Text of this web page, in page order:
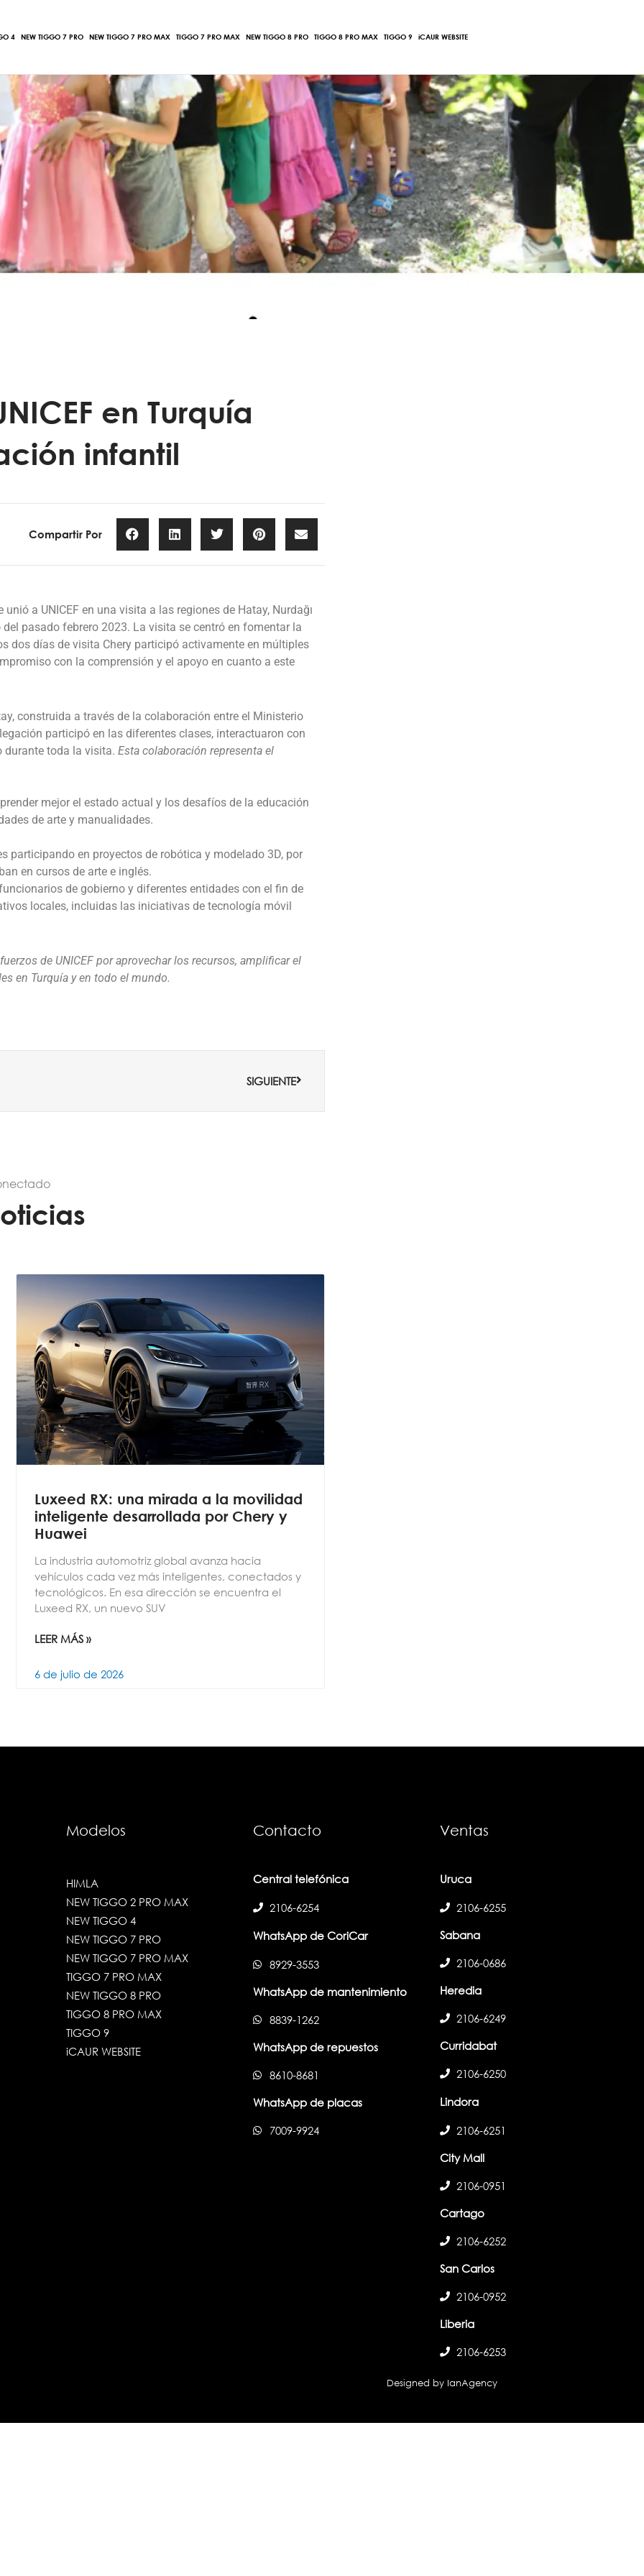
4 NEW TIGGO 7 PRO NEW TIGGO 7 PRO MAX TIGGO 7 PRO MAX NEW TIGGO 8 PRO TIGGO 8 PRO MAX TIGGO 9 iCAUR WEBSITE
en Turquía
infantil
Compartir Por
a UNICEF en una visita a las regiones de Hatay, Nurdağı
pasado febrero 2023. La visita se centró en fomentar la
dos días de visita Chery participó activamente en múltiples
con la comprensión y el apoyo en cuanto a este
construida a través de la colaboración entre el Ministerio
participó en las diferentes clases, interactuaron con
durante toda la visita. Esta colaboración representa el
mejor el estado actual y los desafíos de la educación
de arte y manualidades.
participando en proyectos de robótica y modelado 3D, por
en cursos de arte e inglés.
de gobierno y diferentes entidades con el fin de
locales, incluidas las iniciativas de tecnología móvil
de UNICEF por aprovechar los recursos, amplificar el
en Turquía y en todo el mundo.
SIGUIENTE
Luxeed RX: una mirada a la movilidad
inteligente desarrollada por Chery y
Huawei
La industria automotriz global avanza hacia
vehículos cada vez más inteligentes, conectados y
tecnológicos. En esa dirección se encuentra el
Luxeed RX, un nuevo SUV
LEER MÁS »
6 de julio de 2026
Modelos
HIMLA
NEW TIGGO 2 PRO MAX
NEW TIGGO 4
NEW TIGGO 7 PRO
NEW TIGGO 7 PRO MAX
TIGGO 7 PRO MAX
NEW TIGGO 8 PRO
TIGGO 8 PRO MAX
TIGGO 9
iCAUR WEBSITE
Contacto
Central telefónica
2106-6254
WhatsApp de CoriCar
8929-3553
WhatsApp de mantenimiento
8839-1262
WhatsApp de repuestos
8610-8681
WhatsApp de placas
7009-9924
Ventas
Uruca
2106-6255
Sabana
2106-0686
Heredia
2106-6249
Curridabat
2106-6250
Lindora
2106-6251
City Mall
2106-0951
Cartago
2106-6252
San Carlos
2106-0952
Liberia
2106-6253
Designed by IanAgency